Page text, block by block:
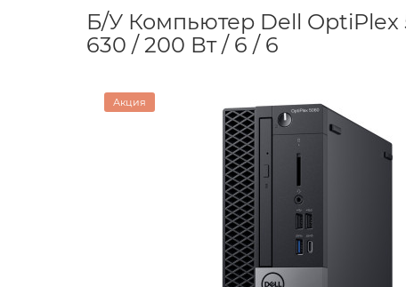
Б/У Компьютер Dell OptiPlex
630 / 200 Вт / 6 / 6
Акция